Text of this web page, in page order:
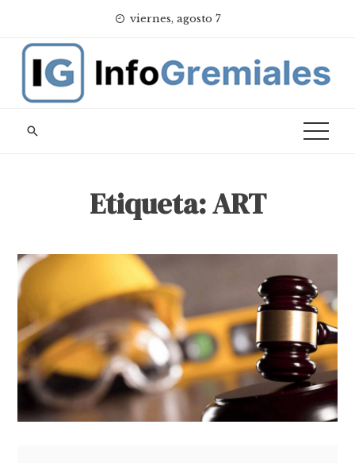
content
viernes, agosto 7
Etiqueta:ART